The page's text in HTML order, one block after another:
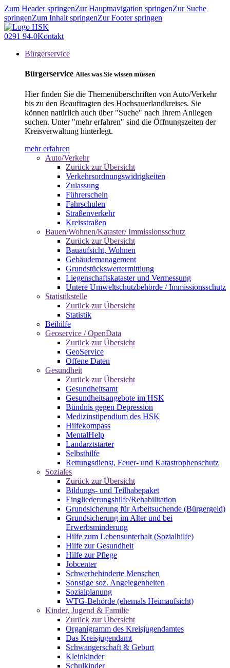
Zum Header springenZur Hauptnavigation springenZur Suche
springenZum Inhalt springenZur Footer springen
0291 94-0Kontakt
Bürgerservice
Bürgerservice Alles was Sie wissen müssen
Hier finden Sie die Themenüberschriften von Auto/Verkehr
bis zu den Beauftragten des Hochsauerlandkreises. Sie
können natürlich auch über "Suche" nach Ihrem Anliegen
suchen. Unter "mehr erfahren" sind die Öffnungszeiten der
Kreisverwaltung hinterlegt.
mehr erfahren
Auto/Verkehr
Zurück zur Übersicht
Verkehrsordnungswidrigkeiten
Zulassung
Führerschein
Fahrschulen
Straßenverkehr
Kreisstraßen
Bauen/Wohnen/Kataster/ Immissionsschutz
Zurück zur Übersicht
Bauaufsicht, Wohnen
Gebäudemanagement
Grundstückswertermittlung
Liegenschaftskataster und Vermessung
Untere Umweltschutzbehörde / Immissionsschutz
Statistikstelle
Zurück zur Übersicht
Statistik
Beihilfe
Geoservice / OpenData
Zurück zur Übersicht
GeoService
Offene Daten
Gesundheit
Zurück zur Übersicht
Gesundheitsamt
Gesundheitsangebote im HSK
Bündnis gegen Depression
Medizinstipendium des HSK
Hilfekompass
MentalHelp
Landarztstarter
Selbsthilfe
Rettungsdienst, Feuer- und Katastrophenschutz
Soziales
Zurück zur Übersicht
Bildungs- und Teilhabepaket
Eingliederungshilfe/Rehabilitation
Grundsicherung für Arbeitsuchende (Bürgergeld)
Grundsicherung im Alter und bei
Erwerbsminderung
Hilfe zum Lebensunterhalt (Sozialhilfe)
Hilfe zur Gesundheit
Hilfe zur Pflege
Jobcenter
Schwerbehinderte Menschen
Sonstige soz. Angelegenheiten
Sozialplanung
WTG-Behörde (ehemals Heimaufsicht)
Kinder, Jugend & Familie
Zurück zur Übersicht
Organigramm des Kreisjugendamtes
Das Kreisjugendamt
Schwangerschaft & Geburt
Kleinkinder
Schulkinder